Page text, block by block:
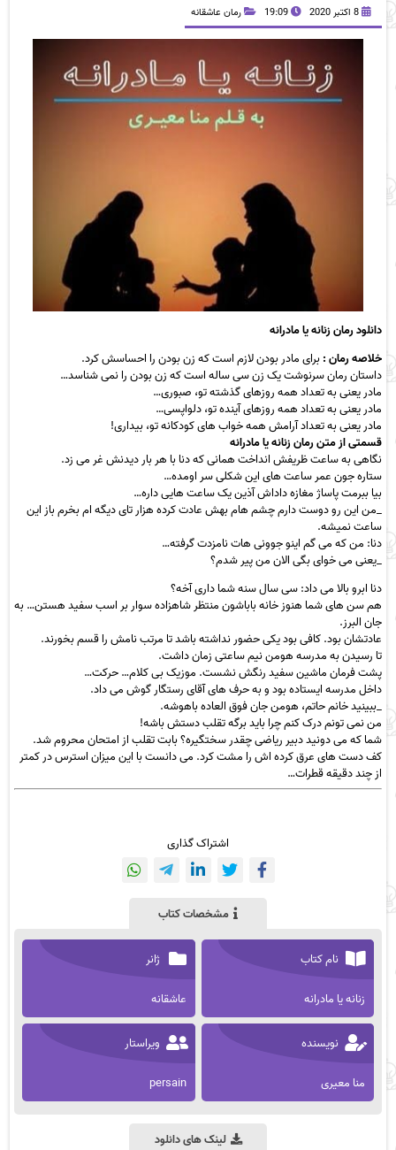
8 اکتبر 2020 19:09 رمان عاشقانه
دانلود رمان زنانه یا مادرانه
خلاصه رمان :برای مادر بودن لازم است که زن بودن را احساسش کرد.
داستان رمان سرنوشت یک زن سی ساله است که زن بودن را نمی شناسد…
مادر یعنی به تعداد همه روزهای گذشته تو، صبوری…
مادر یعنی به تعداد همه روزهای آینده تو، دلواپسی…
مادر یعنی به تعداد آرامش همه خواب های کودکانه تو، بیداری!
قسمتی از متن رمان زنانه یا مادرانه
نگاهی به ساعت ظریفش انداخت همانی که دنا با هر بار دیدنش غر می زد.
ستاره جون عمر ساعت های این شکلی سر اومده…
بیا ببرمت پاساژ مغازه داداش آذین یک ساعت هایی داره…
_من این رو دوست دارم چشم هام بهش عادت کرده هزار تای دیگه ام بخرم باز این
ساعت نمیشه.
دنا: من که می گم اینو جوونی هات نامزدت گرفته…
_یعنی می خوای بگی الان من پیر شدم؟
دنا ابرو بالا می داد: سی سال سنه شما داری آخه؟
هم سن های شما هنوز خانه باباشون منتظر شاهزاده سوار بر اسب سفید هستن… به
جان البرز.
عادتشان بود. کافی بود یکی حضور نداشته باشد تا مرتب نامش را قسم بخورند.
تا رسیدن به مدرسه هومن نیم ساعتی زمان داشت.
پشت فرمان ماشین سفید رنگش نشست. موزیک بی کلام… حرکت…
داخل مدرسه ایستاده بود و به حرف های آقای رستگار گوش می داد.
_ببینید خانم حاتم، هومن جان فوق العاده باهوشه.
من نمی تونم درک کنم چرا باید برگه تقلب دستش باشه!
شما که می دونید دبیر ریاضی چقدر سختگیره؟ بابت تقلب از امتحان محروم شد.
کف دست های عرق کرده اش را مشت کرد. می دانست با این میزان استرس در کمتر
از چند دقیقه قطرات…
اشتراک گذاری
مشخصات کتاب
نام کتاب
زنانه یا مادرانه
ژانر
عاشقانه
نویسنده
منا معیری
ویراستار
persain
لینک های دانلود